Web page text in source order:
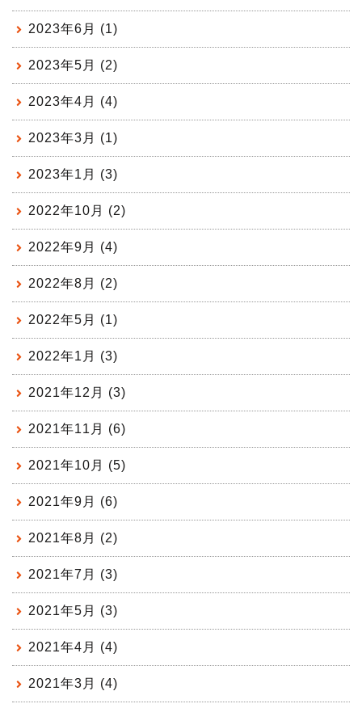
2023年6月 (1)
2023年5月 (2)
2023年4月 (4)
2023年3月 (1)
2023年1月 (3)
2022年10月 (2)
2022年9月 (4)
2022年8月 (2)
2022年5月 (1)
2022年1月 (3)
2021年12月 (3)
2021年11月 (6)
2021年10月 (5)
2021年9月 (6)
2021年8月 (2)
2021年7月 (3)
2021年5月 (3)
2021年4月 (4)
2021年3月 (4)